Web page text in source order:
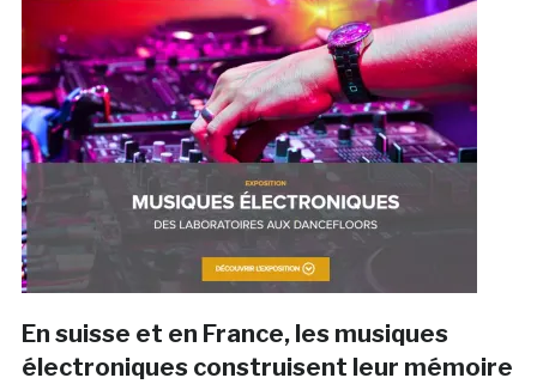
En suisse et en France, les musiques
électroniques construisent leur mémoire